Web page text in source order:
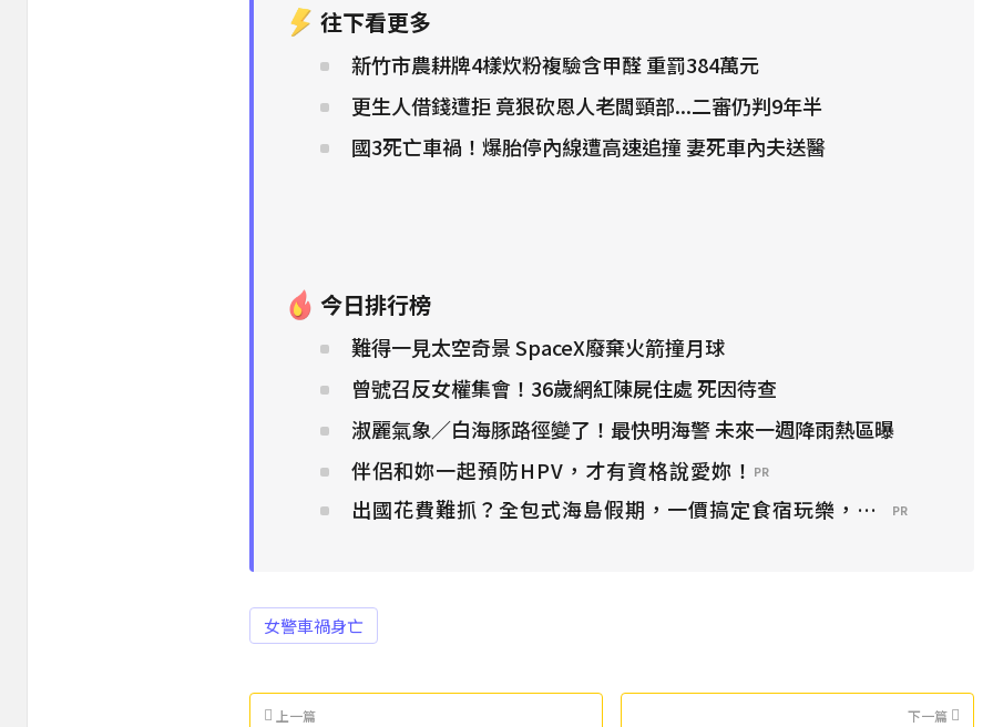
往下看更多
新竹市農耕牌4樣炊粉複驗含甲醛 重罰384萬元
更生人借錢遭拒 竟狠砍恩人老闆頸部...二審仍判9年半
國3死亡車禍！爆胎停內線遭高速追撞 妻死車內夫送醫
今日排行榜
難得一見太空奇景 SpaceX廢棄火箭撞月球
曾號召反女權集會！36歲網紅陳屍住處 死因待查
淑麗氣象／白海豚路徑變了！最快明海警 未來一週降雨熱區曝
伴侶和妳一起預防HPV，才有資格說愛妳！ PR
出國花費難抓？全包式海島假期，一價搞定食宿玩樂，省錢更省心！
PR
女警車禍身亡
上一篇 下一篇